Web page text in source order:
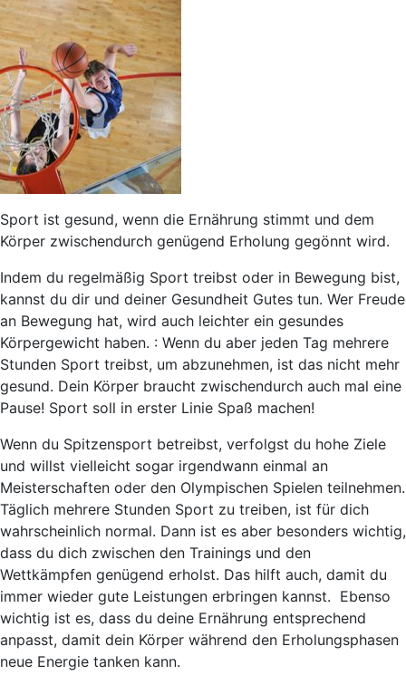
Sport ist gesund, wenn die Ernährung stimmt und dem
Körper zwischendurch genügend Erholung gegönnt wird.
Indem du regelmäßig Sport treibst oder in Bewegung bist,
kannst du dir und deiner Gesundheit Gutes tun. Wer Freude
an Bewegung hat, wird auch leichter ein gesundes
Körpergewicht haben. : Wenn du aber jeden Tag mehrere
Stunden Sport treibst, um abzunehmen, ist das nicht mehr
gesund. Dein Körper braucht zwischendurch auch mal eine
Pause! Sport soll in erster Linie Spaß machen!
Wenn du Spitzensport betreibst, verfolgst du hohe Ziele
und willst vielleicht sogar irgendwann einmal an
Meisterschaften oder den Olympischen Spielen teilnehmen.
Täglich mehrere Stunden Sport zu treiben, ist für dich
wahrscheinlich normal. Dann ist es aber besonders wichtig,
dass du dich zwischen den Trainings und den
Wettkämpfen genügend erholst. Das hilft auch, damit du
immer wieder gute Leistungen erbringen kannst. Ebenso
wichtig ist es, dass du deine Ernährung entsprechend
anpasst, damit dein Körper während den Erholungsphasen
neue Energie tanken kann.